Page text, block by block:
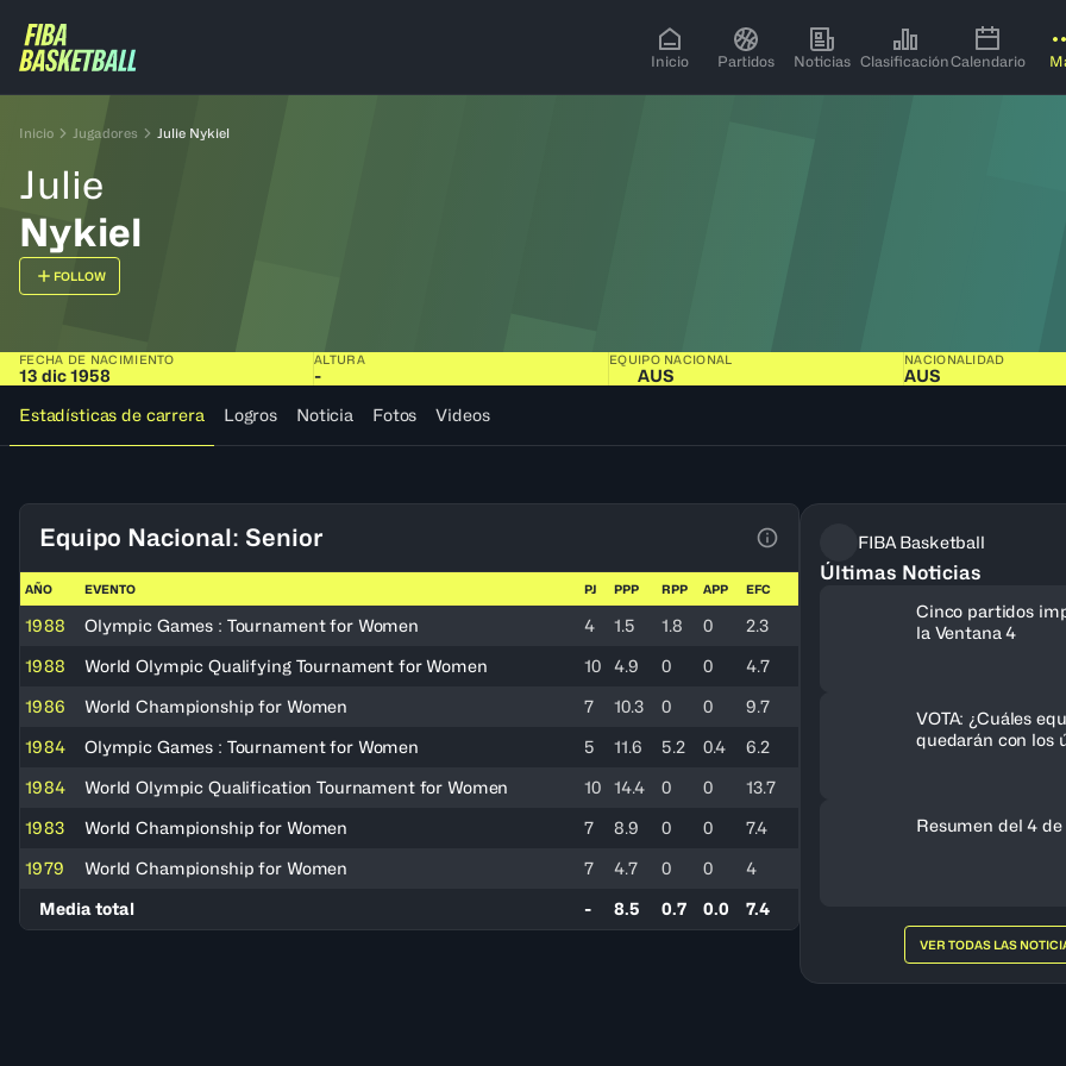
Inicio Partidos Noticias ClasificaciónCalendario
Inicio Jugadores Julie Nykiel
Julie
Nykiel
FOLLOW
FECHA DE NACIMIENTO
13 dic 1958
ALTURA
-
EQUIPO NACIONAL
AUS
NACIONALIDAD
AUS
Estadísticas de carrera
Logros Noticia Fotos Videos
Equipo Nacional: Senior
Ver la leyenda
AÑO EVENTO PJ PPP RPP APP EFC
1988 Olympic Games : Tournament for Women 4 1.5 1.8 0
2.3
1988
World Olympic Qualifying Tournament for Women 10 4.9 0 0
4.7
1986
World Championship for Women 7 10.3 0 0
9.7
1984
Olympic Games : Tournament for Women 5 11.6 5.2 0.4
6.2
1984
World Olympic Qualification Tournament for Women 10 14.4 0 0
13.7
1983
World Championship for Women 7 8.9 0 0
7.4
1979
World Championship for Women 7 4.7 0 0
4
Media total
- 8.5 0.7 0.0 7.4
FIBA Basketball
Últimas Noticias
Cinco partidos
la Ventana 4
VOTA: ¿Cuáles
quedarán con los
Resumen del 4 de
VER TODAS LAS